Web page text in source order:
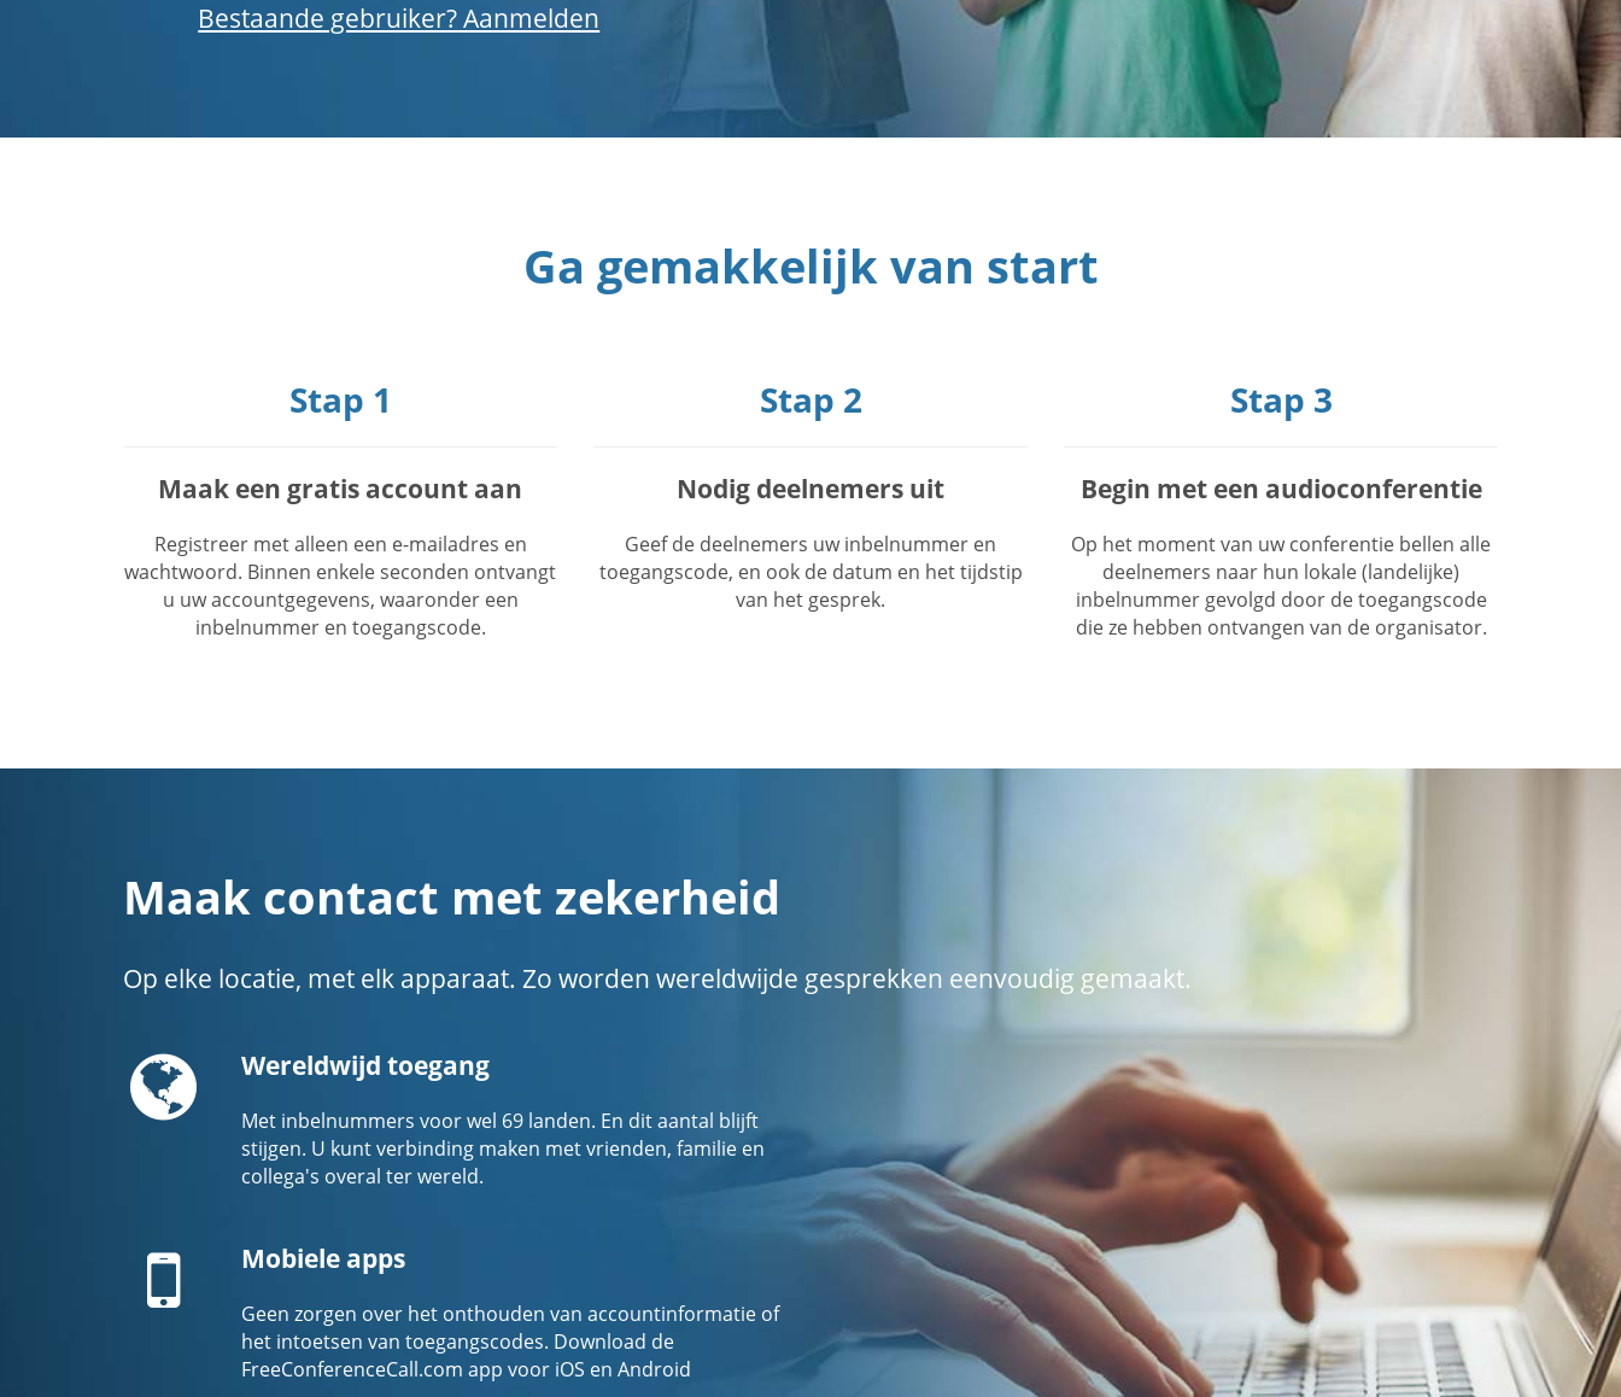
Bestaande gebruiker? Aanmelden
Ga gemakkelijk van start
Stap 1
Maak een gratis account aan
Registreer met alleen een e-mailadres en
wachtwoord. Binnen enkele seconden ontvangt
u uw accountgegevens, waaronder een
inbelnummer en toegangscode.
Stap 2
Nodig deelnemers uit
Geef de deelnemers uw inbelnummer en
toegangscode, en ook de datum en het tijdstip
van het gesprek.
Stap 3
Begin met een audioconferentie
Op het moment van uw conferentie bellen alle
deelnemers naar hun lokale (landelijke)
inbelnummer gevolgd door de toegangscode
die ze hebben ontvangen van de organisator.
Maak contact met zekerheid
Op elke locatie, met elk apparaat. Zo worden wereldwijde gesprekken eenvoudig gemaakt.
GlobeWereldwijd toegang
Met inbelnummers voor wel 69 landen. En dit aantal blijft
stijgen. U kunt verbinding maken met vrienden, familie en
collega's overal ter wereld.
Mobile Mobiele apps
Geen zorgen over het onthouden van accountinformatie of
het intoetsen van toegangscodes. Download de
FreeConferenceCall.com app voor iOS en Android